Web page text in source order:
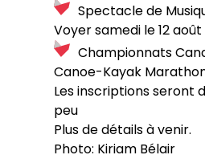
Spectacle de
Voyer samedi le 12 août
Championnats
Canoe-Kayak
Les inscriptions seront
peu
Plus de détails à venir.
Photo: Kiriam Bélair